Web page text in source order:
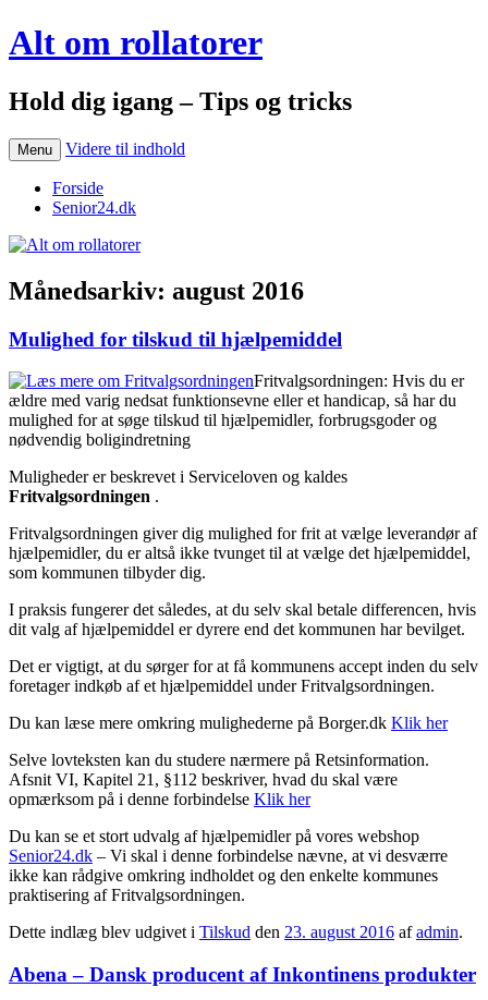
Alt om rollatorer
Hold dig igang – Tips og tricks
Menu Videre til indhold
Forside
Senior24.dk
Månedsarkiv: august 2016
Mulighed for tilskud til hjælpemiddel
Fritvalgsordningen: Hvis du er
ældre med varig nedsat funktionsevne eller et handicap, så har du
mulighed for at søge tilskud til hjælpemidler, forbrugsgoder og
nødvendig boligindretning
Muligheder er beskrevet i Serviceloven og kaldes
Fritvalgsordningen .
Fritvalgsordningen giver dig mulighed for frit at vælge leverandør af
hjælpemidler, du er altså ikke tvunget til at vælge det hjælpemiddel,
som kommunen tilbyder dig.
I praksis fungerer det således, at du selv skal betale differencen, hvis
dit valg af hjælpemiddel er dyrere end det kommunen har bevilget.
Det er vigtigt, at du sørger for at få kommunens accept inden du selv
foretager indkøb af et hjælpemiddel under Fritvalgsordningen.
Du kan læse mere omkring mulighederne på Borger.dk Klik her
Selve lovteksten kan du studere nærmere på Retsinformation.
Afsnit VI, Kapitel 21, §112 beskriver, hvad du skal være
opmærksom på i denne forbindelse Klik her
Du kan se et stort udvalg af hjælpemidler på vores webshop
Senior24.dk – Vi skal i denne forbindelse nævne, at vi desværre
ikke kan rådgive omkring indholdet og den enkelte kommunes
praktisering af Fritvalgsordningen.
Dette indlæg blev udgivet i Tilskud den 23. august 2016 afadmin.
Abena – Dansk producent af Inkontinens produkter